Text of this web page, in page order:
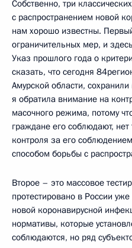
Собственно, три
с распространением новой
нам хорошо известны.
ограничительных мер, и
Указ прошлого года о
сказать, что сегодня
Амурской области,
я обратила внимание на
масочного режима, потому
граждане его соблюдают,
контроля за его
способом борьбы с
Второе – это массовое
протестировано в России
новой коронавирусной
нормативы, которые
соблюдаются, но ряд